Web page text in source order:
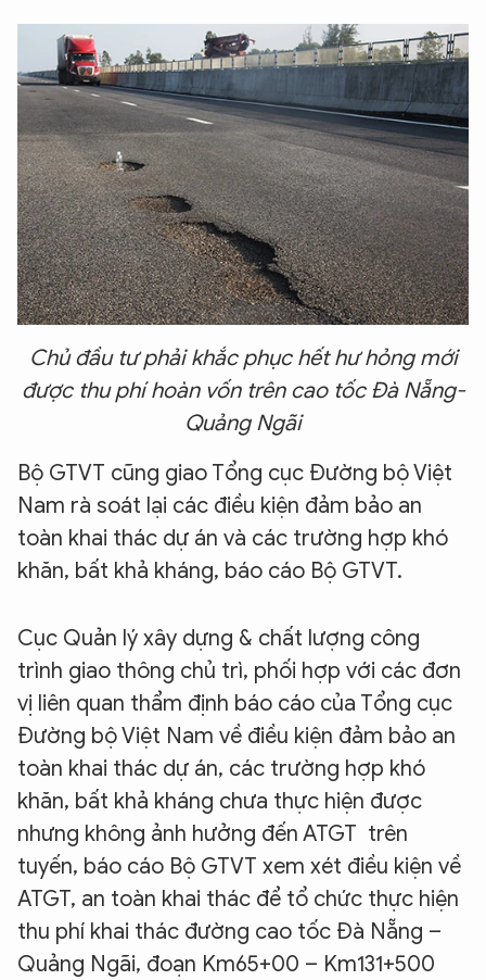
Chủ đầu tư phải khắc phục hết hư hỏng mới
được thu phí hoàn vốn trên cao tốc Đà Nẵng-
Quảng Ngãi
Bộ GTVT cũng giao Tổng cục Đường bộ Việt
Nam rà soát lại các điều kiện đảm bảo an
toàn khai thác dự án và các trường hợp khó
khăn, bất khả kháng, báo cáo Bộ GTVT.
Cục Quản lý xây dựng & chất lượng công
trình giao thông chủ trì, phối hợp với các đơn
vị liên quan thẩm định báo cáo của Tổng cục
Đường bộ Việt Nam về điều kiện đảm bảo an
toàn khai thác dự án, các trường hợp khó
khăn, bất khả kháng chưa thực hiện được
nhưng không ảnh hưởng đến ATGT trên
tuyến, báo cáo Bộ GTVT xem xét điều kiện về
ATGT, an toàn khai thác để tổ chức thực hiện
thu phí khai thác đường cao tốc Đà Nẵng –
Quảng Ngãi, đoạn Km65+00 – Km131+500